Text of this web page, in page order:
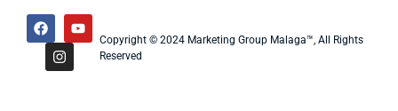
Copyright © 2024 Marketing Group Malaga™, All Rights
Reserved